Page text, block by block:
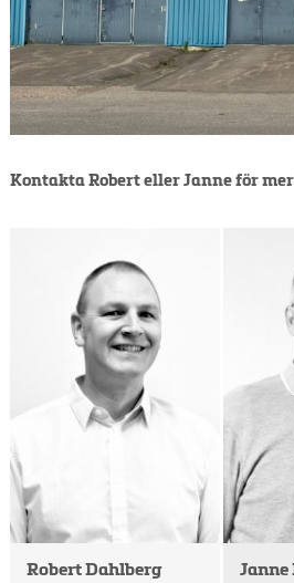
Kontakta Robert eller Janne för
Robert Dahlberg Janne